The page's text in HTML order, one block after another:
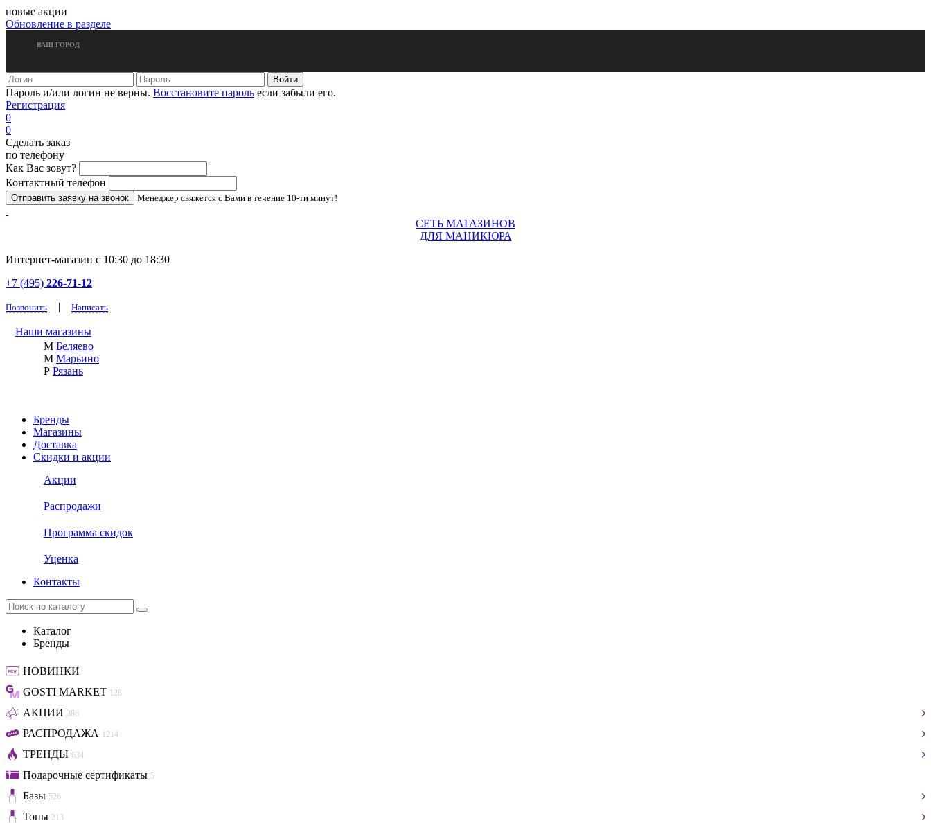
новые акции
Обновление в разделе
ВАШ ГОРОД
Пароль и/или логин не верны. Восстановите пароль если забыли его.
Регистрация
0
0
Сделать заказ
по телефону
Как Вас зовут?
Контактный телефон
Менеджер свяжется с Вами в течение 10-ти минут!
СЕТЬ МАГАЗИНОВ
ДЛЯ МАНИКЮРА
Интернет-магазин с 10:30 до 18:30
+7 (495) 226-71-12
Позвонить | Написать
Наши магазины
М Беляево
М Марьино
Р Рязань
Бренды
Магазины
Доставка
Скидки и акции
Акции
Распродажи
Программа скидок
Уценка
Контакты
Каталог
Бренды
НОВИНКИ
GOSTI MARKET 128
АКЦИИ 386
РАСПРОДАЖА 1214
ТРЕНДЫ 634
Подарочные сертификаты 5
Базы 526
Топы 213